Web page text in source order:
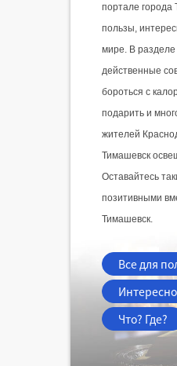
портале города
пользы,
мире. В разделе
действенные
бороться с
подарить и
жителей
Тимашевск
Оставайтесь
позитивными
Тимашевск.
Все для
Что? Где?